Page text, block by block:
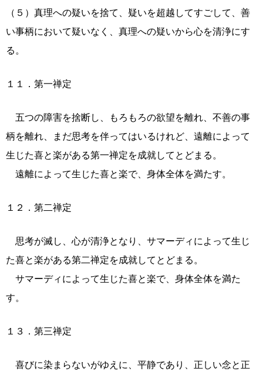
（５）真理への疑いを捨て、疑いを超越してすごして、善
い事柄において疑いなく、真理への疑いから心を清浄にす
る。
１１．第一禅定
五つの障害を捨断し、もろもろの欲望を離れ、不善の事
柄を離れ、まだ思考を伴ってはいるけれど、遠離によって
生じた喜と楽がある第一禅定を成就してとどまる。
遠離によって生じた喜と楽で、身体全体を満たす。
１２．第二禅定
思考が滅し、心が清浄となり、サマーディによって生じ
た喜と楽がある第二禅定を成就してとどまる。
サマーディによって生じた喜と楽で、身体全体を満た
す。
１３．第三禅定
喜びに染まらないがゆえに、平静であり、正しい念と正